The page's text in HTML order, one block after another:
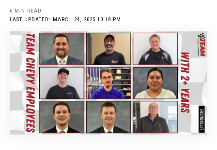
LAST UPDATED: MARCH 24, 2025 10:18 PM
6 MIN READ